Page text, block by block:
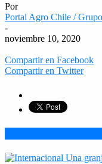
Por
Portal Agro Chile /
-
noviembre 10, 2020
Compartir en Facebook
Compartir en Twitter